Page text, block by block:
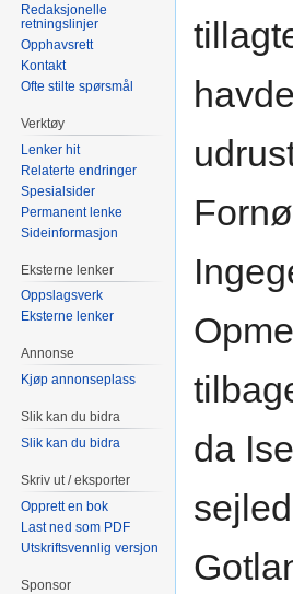
da
Redaksjonelle
retningslinjer
Opphavsrett
Kontakt
Ofte stilte spørsmål
Verktøy
Lenker hit
Relaterte endringer
Spesialsider
Permanent lenke
Sideinformasjon
Eksterne lenker
Oppslagsverk
Eksterne lenker
Annonse
Kjøp annonseplass
Slik kan du bidra
Slik kan du bidra
Skriv ut / eksporter
Opprett en bok
Last ned som PDF
Utskriftsvennlig versjon
Sponsor